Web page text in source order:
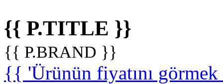
{{ P.TITLE }}
{{ P.BRAND }}
{{ 'Ürünün fiyatını